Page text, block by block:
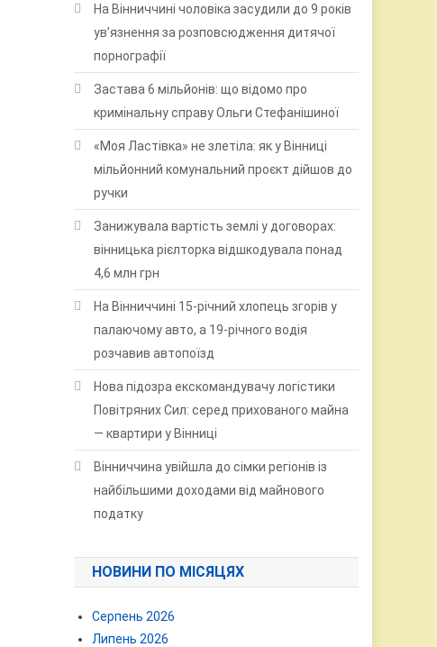
На Вінниччині чоловіка засудили до 9 років
ув’язнення за розповсюдження дитячої
порнографії
Застава 6 мільйонів: що відомо про
кримінальну справу Ольги Стефанішиної
«Моя Ластівка» не злетіла: як у Вінниці
мільйонний комунальний проєкт дійшов до
ручки
Занижувала вартість землі у договорах:
вінницька рієлторка відшкодувала понад
4,6 млн грн
На Вінниччині 15-річний хлопець згорів у
палаючому авто, а 19-річного водія
розчавив автопоїзд
Нова підозра екскомандувачу логістики
Повітряних Сил: серед прихованого майна
— квартири у Вінниці
Вінниччина увійшла до сімки регіонів із
найбільшими доходами від майнового
податку
НОВИНИ ПО МІСЯЦЯХ
Серпень 2026
Липень 2026